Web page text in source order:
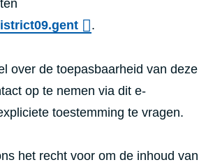
.
over de toepasbaarheid van deze
op te nemen via dit e-
toestemming te vragen.
het recht voor om de inhoud van